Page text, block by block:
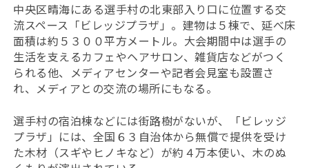
中央区晴海にある選手村の北東部入り口に位置する交
流スペース「ビレッジプラザ」。建物は５棟で、延べ床
面積は約５３００平方メートル。大会期間中は選手の
生活を支えるカフェやヘアサロン、雑貨店などがつく
られる他、メディアセンターや記者会見室も設置さ
れ、メディアとの交流の場所にもなる。
選手村の宿泊棟などには街路樹がないが、「ビレッジ
プラザ」には、全国６３自治体から無償で提供を受け
た木材（スギやヒノキなど）が約４万本使い、木のぬ